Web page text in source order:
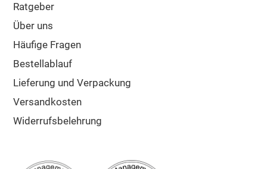
Ratgeber
Über uns
Häufige Fragen
Bestellablauf
Lieferung und Verpackung
Versandkosten
Widerrufsbelehrung